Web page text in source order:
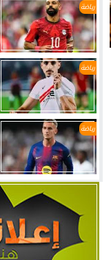
رياضة
رياضة
رياضة